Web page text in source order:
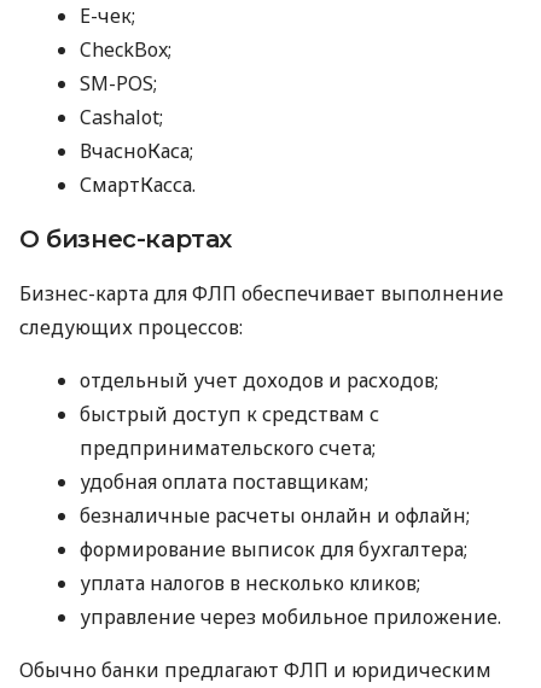
E-чек;
CheckBox;
SM-POS;
Cashalot;
ВчасноКаса;
СмартКасса.
О бизнес-картах
Бизнес-карта для ФЛП обеспечивает выполнение
следующих процессов:
отдельный учет доходов и расходов;
быстрый доступ к средствам с
предпринимательского счета;
удобная оплата поставщикам;
безналичные расчеты онлайн и офлайн;
формирование выписок для бухгалтера;
уплата налогов в несколько кликов;
управление через мобильное приложение.
Обычно банки предлагают ФЛП и юридическим